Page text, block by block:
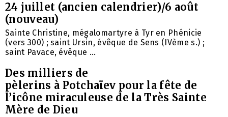
24 juillet (ancien calendrier)/6 août
(nouveau)
Sainte Christine, mégalomartyre à Tyr en Phénicie
(vers 300) ; saint Ursin, évêque de Sens (IVème s.) ;
saint Pavace, évêque ...
Des milliers de
pèlerins à Potchaïev pour la fête de
l’icône miraculeuse de la Très Sainte
Mère de Dieu